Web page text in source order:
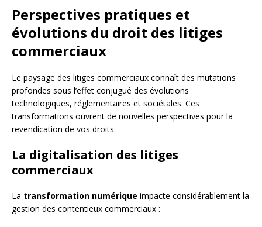
Perspectives pratiques et
évolutions du droit des litiges
commerciaux
Le paysage des litiges commerciaux connaît des mutations
profondes sous l’effet conjugué des évolutions
technologiques, réglementaires et sociétales. Ces
transformations ouvrent de nouvelles perspectives pour la
revendication de vos droits.
La digitalisation des litiges
commerciaux
La transformation numérique impacte considérablement la
gestion des contentieux commerciaux :